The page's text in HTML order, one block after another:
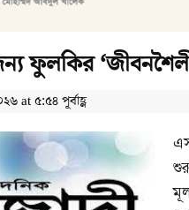
ফুলকির
at ৫:৫৪ পূর্বাহ্ণ